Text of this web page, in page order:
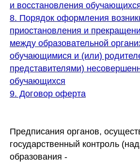
и восстановления
8. Порядок оформления
приостановления и
между образовательной
обучающимися и (или)
представителями)
обучающихся
9. Договор оферта
Предписания органов,
государственный контроль
образования -